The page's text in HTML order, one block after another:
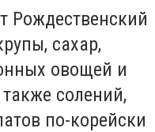
Рождественский
сахар,
овощей и
солений,
по-корейски